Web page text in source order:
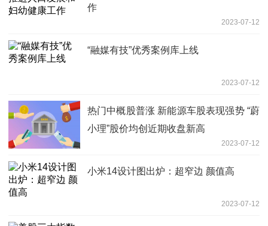
作
2023-07-12
“融媒有技”优秀案例库上线
2023-07-12
热门中概股普涨 新能源车股表现强势 “蔚
小理”股价均创近期收盘新高
2023-07-12
小米14设计图出炉：超窄边 颜值高
2023-07-12